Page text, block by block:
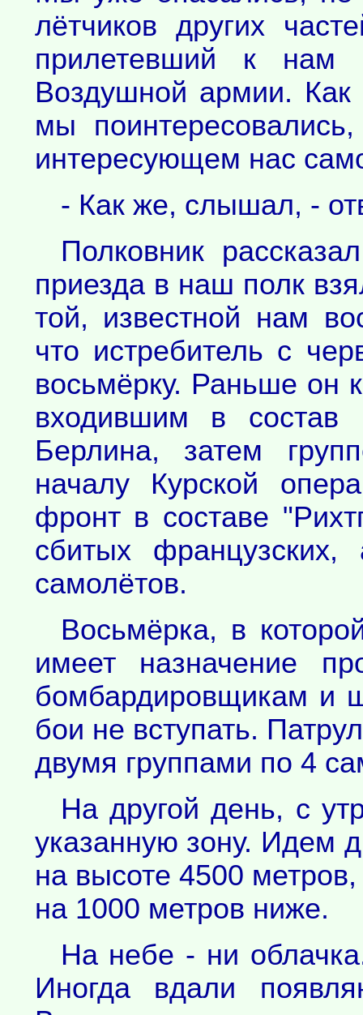
лётчиков других
прилетевший к нам
Воздушной армии.
мы
интересующем нас
- Как же, слышал, -
Полковник
приезда в наш полк
той, известной нам
что истребитель с
восьмёрку. Раньше он
входившим в состав
Берлина, затем
началу Курской
фронт в составе
сбитых французских,
самолётов.
Восьмёрка, в
имеет назначение
бомбардировщикам и
бои не вступать.
двумя группами по 4
На другой день, с
указанную зону. Идем
на высоте 4500
на 1000 метров ниже.
На небе - ни
Иногда вдали